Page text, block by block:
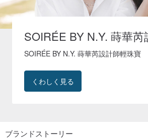
SOIRÉE BY N.Y. 蒔華芮
寶
SOIRÉE BY N.Y. 蒔華芮設計師輕珠寶
くわしく見る
ブランドストーリー